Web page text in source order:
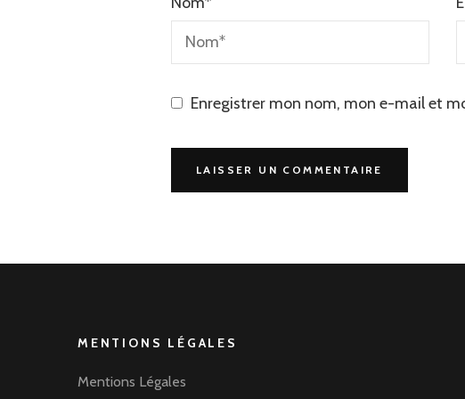
Enregistrer mon nom, mon e-mail et
MENTIONS LÉGALES
Mentions Légales